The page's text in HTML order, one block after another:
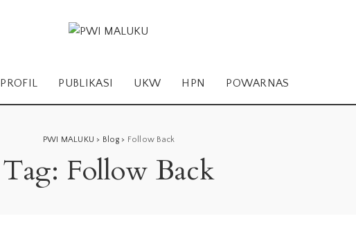
PROFIL PUBLIKASI UKW HPN POWARNAS
PWI MALUKU > Blog> Follow Back
Tag: Follow Back